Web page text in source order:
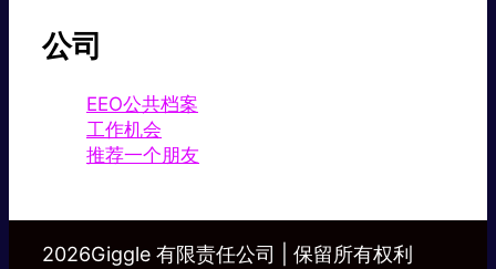
公司
EEO公共档案
工作机会
推荐一个朋友
2026Giggle 有限责任公司 | 保留所有权利